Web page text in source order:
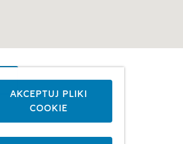
AKCEPTUJ PLIKI
COOKIE